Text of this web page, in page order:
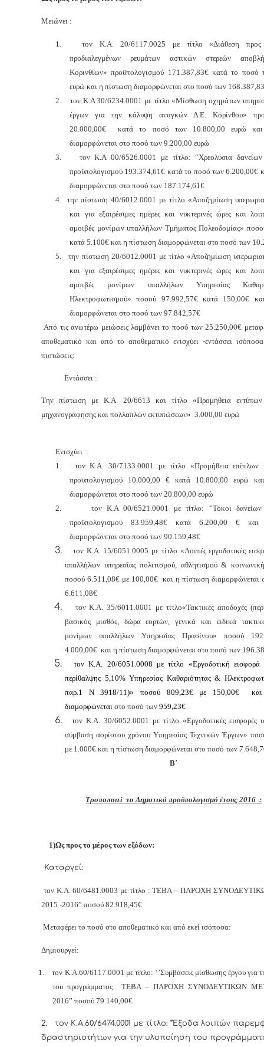
Μειώνει :
1.
τον Κ.Α. 20/6117.0025 με τίτλο «Διάθεση προς
προδιαλεγμένων ρευμάτων αστικών στερεών
Κορινθίων» προϋπολογισμού 171.387,83€ κατά το ποσό
ευρώ και η πίστωση διαμορφώνεται στο ποσό των
2.
τον Κ.Α 30/6234.0001 με τίτλο «Μίσθωση οχημάτων
έργων για την κάλυψη αναγκών Δ.Ε. Κορίνθου»
20.000,00€ κατά το ποσό των 10.800,00 ευρώ
διαμορφώνεται στο ποσό των 9.200,00 ευρώ
3.
τον Κ.Α 00/6526.0001 με τίτλο: “Χρεολύσια δανείων
προϋπολογισμού 193.374,61€ κατά το ποσό των 6.200,00€
διαμορφώνεται στο ποσό των 187.174,61€
4.
την πίστωση 40/6012.0001 με τίτλο «Αποζημίωση
και για εξαιρέσιμες ημέρες και νυκτερινές ώρες και
αμοιβές μονίμων υπαλλήλων Τμήματος Πολεοδομίας»
κατά 5.100€ και η πίστωση διαμορφώνεται στο ποσό των
5.
την πίστωση 20/6012.0001 με τίτλο «Αποζημίωση
και για εξαιρέσιμες ημέρες και νυκτερινές ώρες και
αμοιβές μονίμων υπαλλήλων Υπηρεσίας
Ηλεκτροφωτισμού» ποσού 97.992,57€ κατά 150,00€
διαμορφώνεται στο ποσό των 97.842,57€
Από τις ανωτέρω μειώσεις λαμβάνει το ποσό των 25.250,00€
αποθεματικό και από το αποθεματικό ενισχύει -εντάσσει
πιστώσεις:
Εντάσσει :
Την πίστωση με Κ.Α. 20/6613 και τίτλο «Προμήθεια
μηχανογράφησης και πολλαπλών εκτυπώσεων» 3.000,00 ευρώ
Ενισχύει :
1.
τον Κ.Α. 30/7133.0001 με τίτλο «Προμήθεια επίπλων
προϋπολογισμού 10.000,00 € κατά 10.800,00 ευρώ
διαμορφώνεται στο ποσό των 20.800,00 ευρώ
2.
τον Κ.Α 00/6521.0001 με τίτλο: ”Τόκοι δανείων
προϋπολογισμού 83.959,48€ κατά 6.200,00 €
διαμορφώνεται στο ποσό των 90.159,48€
τον Κ.Α. 15/6051.0005 με τίτλο «Λοιπές εργοδοτικές
υπαλλήλων υπηρεσίας πολιτισμού, αθλητισμού &
ποσού 6.511,08€ με 100,00€ και η πίστωση διαμορφώνεται
6.611,08€
τον Κ.Α. 35/6011.0001 με τίτλο«Τακτικές αποδοχές
βασικός μισθός, δώρα εορτών, γενικά και ειδικά
μονίμων υπαλλήλων Υπηρεσίας Πρασίνου» ποσού
4.000,00€ και η πίστωση διαμορφώνεται στο ποσό των
τον Κ.Α. 20/6051.0008 με τίτλο «Εργοδοτική εισφορά
περίθαλψης 5,10% Υπηρεσίας Καθαριότητας &
παρ.1 Ν 3918/11)» ποσού 809,23€ με 150,00€
διαμορφώνεται στο ποσό των 959,23€
τον Κ.Α. 30/6052.0001 με τίτλο «Εργοδοτικές εισφορές
σύμβαση αορίστου χρόνου Υπηρεσίας Τεχνικών Έργων»
με 1.000€ και η πίστωση διαμορφώνεται στο ποσό των
Β΄
Τροποποιεί το Δημοτικό προϋπολογισμό έτους 2016 :
1)Ως προς το μέρος των εξόδων:
Καταργεί:
τον Κ.Α. 60/6481.0003 με τίτλο : ΤΕΒΑ – ΠΑΡΟΧΗ
2015 -2016” ποσού 82.918,45€
Μεταφέρει το ποσό στο αποθεματικό και από εκεί ισόποσα:
Δημιουργεί:
1.
τον Κ.Α.60/6117.0001 με τίτλο: ‘’Συμβάσεις μίσθωσης έργου για
του προγράμματος ΤΕΒΑ – ΠΑΡΟΧΗ ΣΥΝΟΔΕΥΤΙΚΩΝ
2016” ποσού 79.140,00€
2.
τον Κ.Α.60/6474.0001 με τίτλο: “Έξοδα λοιπών
δραστηριοτήτων για την υλοποίηση του